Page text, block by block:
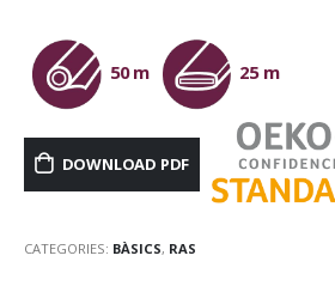
50 m 25 m
DOWNLOAD PDF
CATEGORIES: BÀSICS, RAS